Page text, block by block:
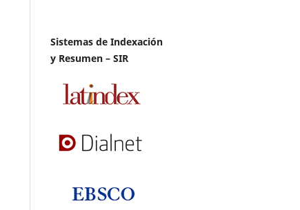
Sistemas de Indexación
y Resumen – SIR